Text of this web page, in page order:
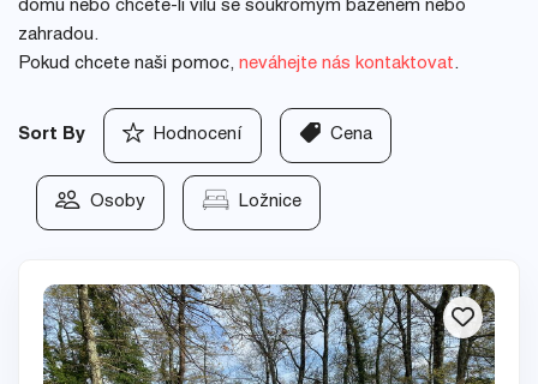
domu nebo chcete-li vilu se soukromým bazénem nebo
zahradou.
Pokud chcete naši pomoc, neváhejte nás kontaktovat.
Sort By Hodnocení Cena
Osoby Ložnice